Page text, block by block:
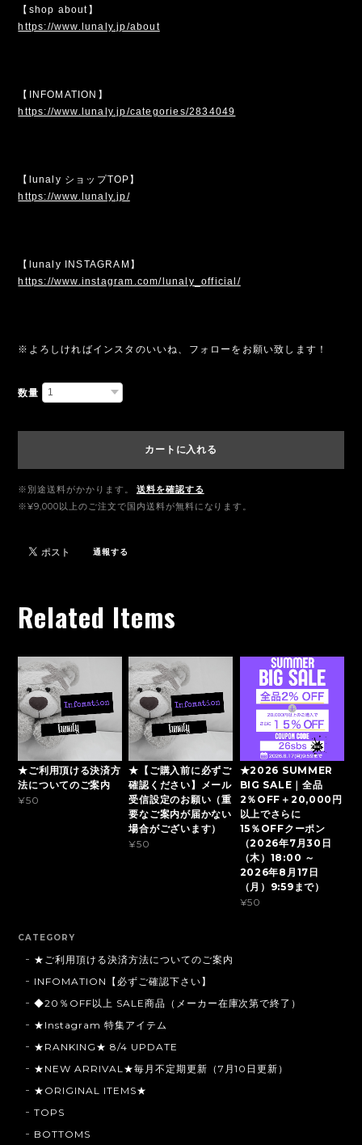
【shop about】
https://www.lunaly.jp/about
【INFOMATION】
https://www.lunaly.jp/categories/2834049
【lunaly ショップTOP】
https://www.lunaly.jp/
【lunaly INSTAGRAM】
https://www.instagram.com/lunaly_official/
※よろしければインスタのいいね、フォローをお願い致します！
数量
カートに入れる
※別途送料がかかります。
送料を確認する
※¥9,000以上のご注文で国内送料が無料になります。
通報する
Related Items
★ご利用頂ける決済方
法についてのご案内
¥50
★【ご購入前に必ずご
確認ください】メール
受信設定のお願い（重
要なご案内が届かない
場合がございます）
¥50
★2026 SUMMER
BIG SALE｜全品
2％OFF＋20,000円
以上でさらに
15％OFFクーポン
（2026年7月30日
（木）18:00 ～
2026年8月17日
（月）9:59まで）
¥50
CATEGORY
★ご利用頂ける決済方法についてのご案内
INFOMATION【必ずご確認下さい】
◆20％OFF以上 SALE商品（メーカー在庫次第で終了）
★Instagram 特集アイテム
★RANKING★ 8/4 UPDATE
★NEW ARRIVAL★毎月不定期更新（7月10日更新）
★ORIGINAL ITEMS★
TOPS
BOTTOMS